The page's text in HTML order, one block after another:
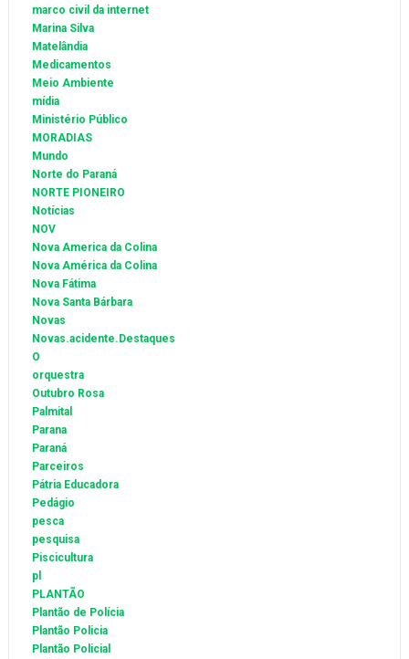
marco civil da internet
Marina Silva
Matelândia
Medicamentos
Meio Ambiente
mídia
Ministério Público
MORADIAS
Mundo
Norte do Paraná
NORTE PIONEIRO
Notícias
NOV
Nova America da Colina
Nova América da Colina
Nova Fátima
Nova Santa Bárbara
Novas
Novas.acidente.Destaques
O
orquestra
Outubro Rosa
Palmital
Parana
Paraná
Parceiros
Pátria Educadora
Pedágio
pesca
pesquisa
Piscicultura
pl
PLANTÃO
Plantão de Polícia
Plantão Policia
Plantão Policial